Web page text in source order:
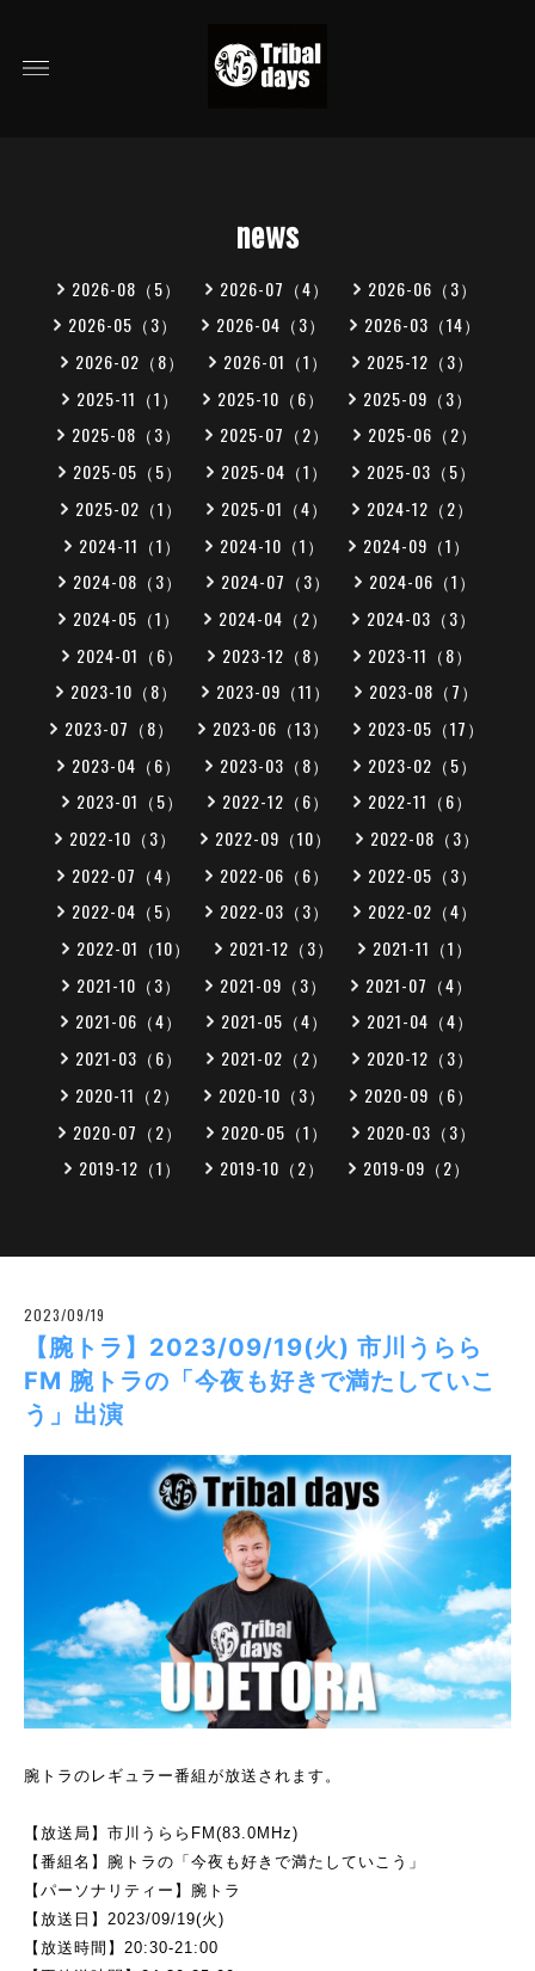
news
2026-08（5） 2026-07（4）
2026-06（3）
2026-05（3）
2026-04（3）
2026-03（14）
2026-02（8）
2026-01（1）
2025-12（3）
2025-11（1）
2025-10（6）
2025-09（3）
2025-08（3）
2025-07（2）
2025-06（2）
2025-05（5）
2025-04（1）
2025-03（5）
2025-02（1）
2025-01（4）
2024-12（2）
2024-11（1）
2024-10（1）
2024-09（1）
2024-08（3）
2024-07（3）
2024-06（1）
2024-05（1）
2024-04（2）
2024-03（3）
2024-01（6）
2023-12（8）
2023-11（8）
2023-10（8）
2023-09（11）
2023-08（7）
2023-07（8）
2023-06（13）
2023-05（17）
2023-04（6）
2023-03（8）
2023-02（5）
2023-01（5）
2022-12（6）
2022-11（6）
2022-10（3）
2022-09（10）
2022-08（3）
2022-07（4）
2022-06（6）
2022-05（3）
2022-04（5）
2022-03（3）
2022-02（4）
2022-01（10）
2021-12（3）
2021-11（1）
2021-10（3）
2021-09（3）
2021-07（4）
2021-06（4）
2021-05（4）
2021-04（4）
2021-03（6）
2021-02（2）
2020-12（3）
2020-11（2）
2020-10（3）
2020-09（6）
2020-07（2）
2020-05（1）
2020-03（3）
2019-12（1）
2019-10（2） 2019-09（2）
2023/09/19
【腕トラ】2023/09/19(火) 市川うらら
FM 腕トラの「今夜も好きで満たしていこ
う」出演
腕トラのレギュラー番組が放送されます。
【放送局】市川うららFM(83.0MHz)
【番組名】腕トラの「今夜も好きで満たしていこう」
【パーソナリティー】腕トラ
【放送日】2023/09/19(火)
【放送時間】20:30-21:00